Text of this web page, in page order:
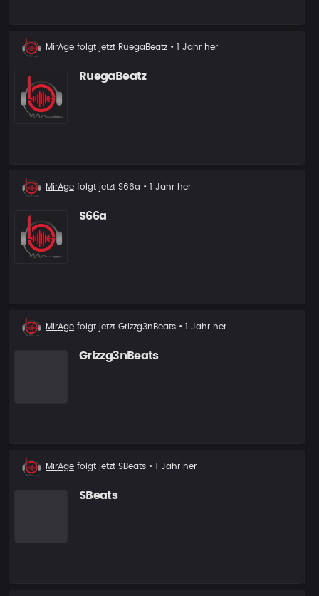
Neuer
Follower
MirAge folgt jetzt RuegaBeatz • 1 Jahr her
RuegaBeatz
Neuer
Follower
MirAge folgt jetzt S66a • 1 Jahr her
S66a
Neuer
Follower
MirAge folgt jetzt Grizzg3nBeats • 1 Jahr her
Grizzg3nBeats
Neuer
Follower
MirAge folgt jetzt SBeats • 1 Jahr her
SBeats